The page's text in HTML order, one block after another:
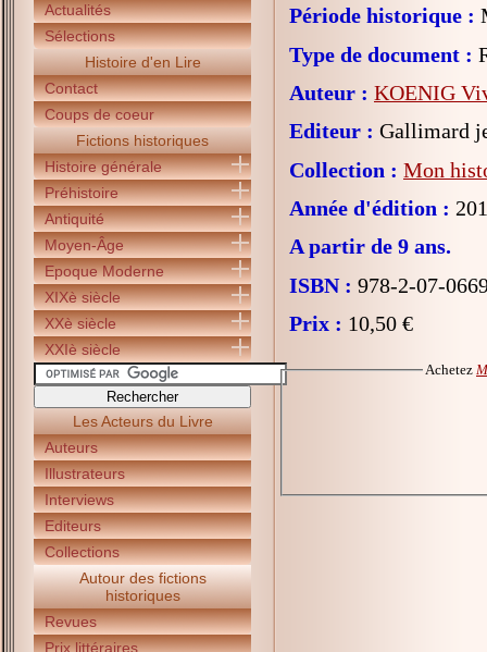
Actualités
Sélections
Histoire d'en Lire
Contact
Coups de coeur
Fictions historiques
Histoire générale
Préhistoire
Antiquité
Moyen-Âge
Epoque Moderne
XIXè siècle
XXè siècle
XXIè siècle
Les Acteurs du Livre
Auteurs
Illustrateurs
Interviews
Editeurs
Collections
Autour des fictions
historiques
Revues
Prix littéraires
Période historique :
Type de document :
Auteur : KOENIG
Editeur : Gallimard
Collection : Mon
Année d'édition :
A partir de 9 ans.
ISBN : 978-2-07-
Prix : 10,50 €
Achetez